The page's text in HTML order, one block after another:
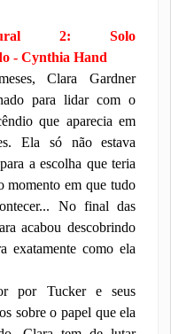
2: Solo
- Cynthia Hand
Clara Gardner
para lidar com o
que aparecia em
Ela só não estava
a escolha que teria
momento em que tudo
No final das
acabou descobrindo
exatamente como ela
por Tucker e seus
sobre o papel que ela